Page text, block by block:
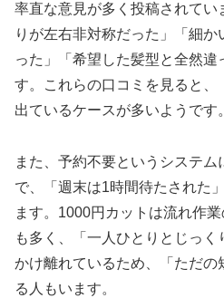
率直な意見が多く投稿されて
りが左右非対称だった」「細
った」「希望した髪型と全然違
す。これらの口コミを見ると、
出ているケースが多いようです。
また、予約不要というシステム
で、「週末は1時間待たされた
ます。1000円カットは流れ作
も多く、「一人ひとりとじっ
かけ離れているため、「ただの
る人もいます。